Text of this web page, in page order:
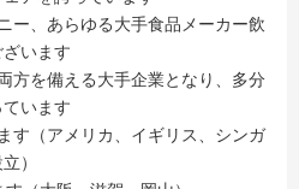
ー、あらゆる大手食品メーカー飲
います
方を備える大手企業となり、多分
います
す（アメリカ、イギリス、シンガ
）